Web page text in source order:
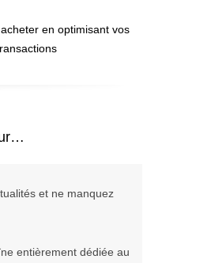
en optimisant vos
et ne manquez
entièrement dédiée au